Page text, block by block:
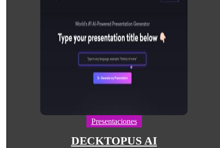
Presentaciones
DECKTOPUS AI